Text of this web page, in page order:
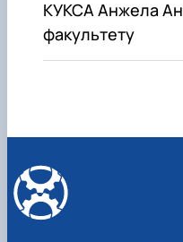
КУКСА Анжела
факультету